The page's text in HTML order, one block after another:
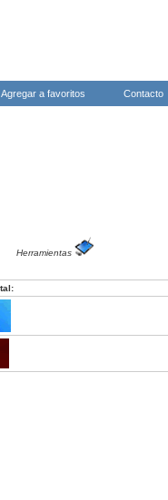
Agregar a favoritos Contacto
Herramientas